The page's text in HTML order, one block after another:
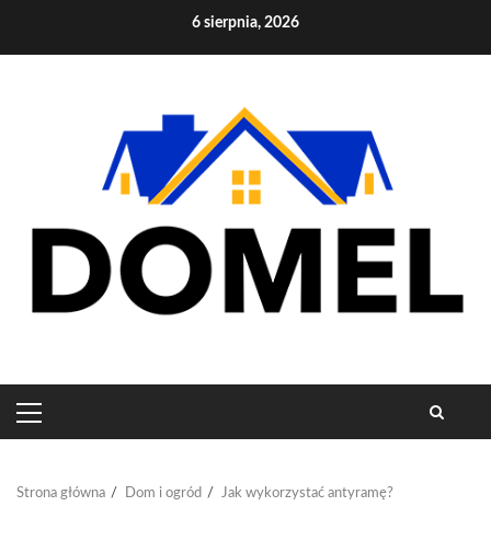
6 sierpnia, 2026
PRIMARY
MENU
Strona główna Dom i ogród Jak wykorzystać antyramę?